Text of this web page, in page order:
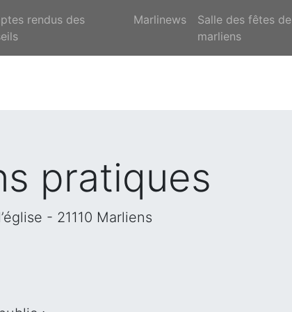
rendus des
Marlinews
Salle des fêtes de
marliens
pratiques
- 21110 Marliens